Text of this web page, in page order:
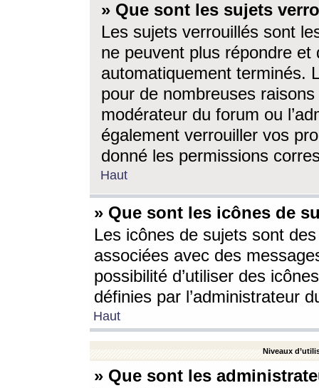
» Que sont les sujets
Les sujets verrouillés sont
ne peuvent plus répondre
automatiquement terminés.
pour de nombreuses
modérateur du forum ou
également verrouiller vos
donné les permissions
Haut
» Que sont les icônes de
Les icônes de sujets sont
associées avec des
possibilité d’utiliser des
définies par l’administrateur
Haut
Niveaux
» Que sont les